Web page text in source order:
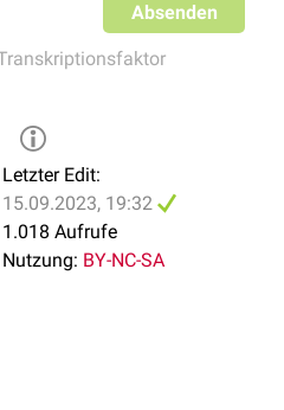
Absenden
Letzter Edit:
15.09.2023, 19:32
1.018 Aufrufe
Nutzung: BY-NC-SA